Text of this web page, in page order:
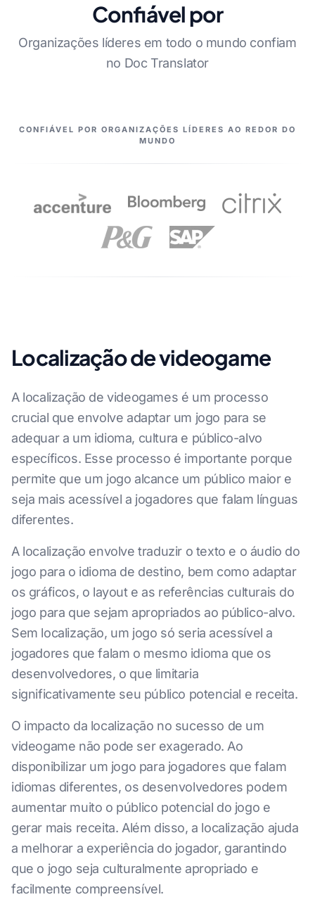
Confiável por
Organizações líderes em todo o mundo confiam
no Doc Translator
NOSSOS PARCEIROS
CONFIÁVEL POR ORGANIZAÇÕES LÍDERES AO REDOR DO
MUNDO
Localização de videogame
A localização de videogames é um processo
crucial que envolve adaptar um jogo para se
adequar a um idioma, cultura e público-alvo
específicos. Esse processo é importante porque
permite que um jogo alcance um público maior e
seja mais acessível a jogadores que falam línguas
diferentes.
A localização envolve traduzir o texto e o áudio do
jogo para o idioma de destino, bem como adaptar
os gráficos, o layout e as referências culturais do
jogo para que sejam apropriados ao público-alvo.
Sem localização, um jogo só seria acessível a
jogadores que falam o mesmo idioma que os
desenvolvedores, o que limitaria
significativamente seu público potencial e receita.
O impacto da localização no sucesso de um
videogame não pode ser exagerado. Ao
disponibilizar um jogo para jogadores que falam
idiomas diferentes, os desenvolvedores podem
aumentar muito o público potencial do jogo e
gerar mais receita. Além disso, a localização ajuda
a melhorar a experiência do jogador, garantindo
que o jogo seja culturalmente apropriado e
facilmente compreensível.